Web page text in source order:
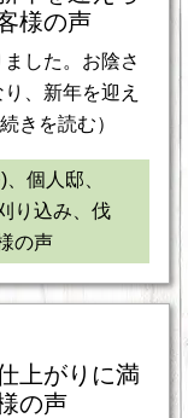
様の声
した。お陰さ
、新年を迎え
きを読む）
個人邸、
り込み、伐
の声
上がりに満
の声